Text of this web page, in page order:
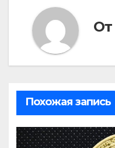
От
Похожая запись